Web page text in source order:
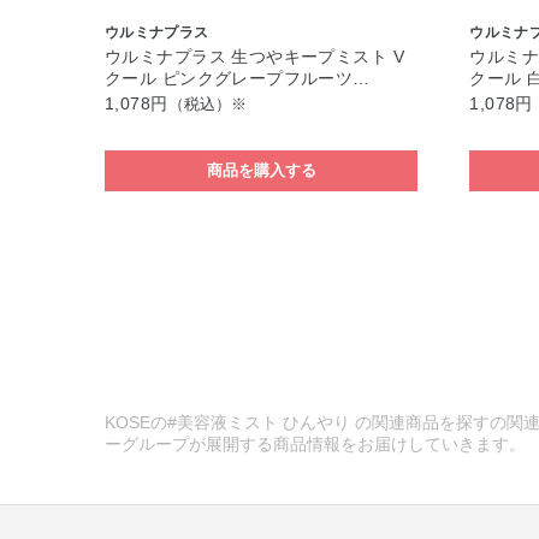
ウルミナプラス
ウルミナプラス 生つやキープミスト V
クール ピンクグレープフルーツ…
1,078円
（税込）※
商品を購入する
ウルミナ
ウルミ
クール
1,078円
KOSEの#美容液ミスト ひんやり の関連商品を探すの関
ーグループが展開する商品情報をお届けしていきます。